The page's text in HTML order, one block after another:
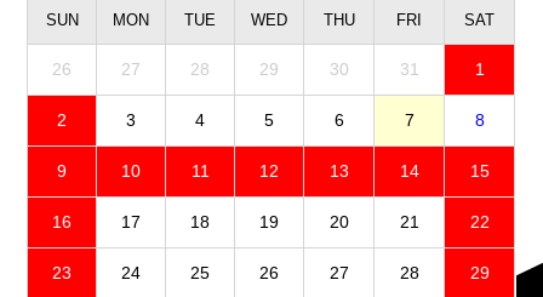
SUN MON TUE WED THU FRI SAT
26 27 28 29 30 31 1
2 3 4 5 6 7 8
9 10 11 12 13 14 15
16 17 18 19 20 21 22
23 24 25 26 27 28 29